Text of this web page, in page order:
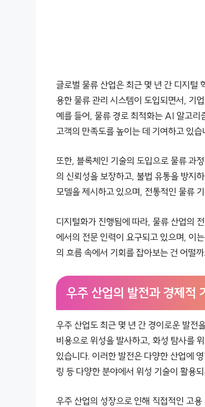
글로벌 물류 산업은 최근 몇 년 간 디지
용한 물류 관리 시스템이 도입되면서, 기
예를 들어, 물류 경로 최적화는 AI 알고리
고객의 만족도를 높이는 데 기여하고 있습
또한, 블록체인 기술의 도입으로 물류 과
의 신뢰성을 보장하고, 불법 유통을 방지
모델을 제시하고 있으며, 전통적인 물류
디지털화가 진행됨에 따라, 물류 산업의
에서의 전문 인력이 요구되고 있으며, 이
의 흐름 속에서 기회를 잡아보는 건 어떨
우주 산업의 발전과 경제적
우주 산업도 최근 몇 년 간 경이로운 발
비용으로 위성을 발사하고, 화성 탐사를
있습니다. 이러한 발전은 다양한 산업에
링 등 다양한 분야에서 위성 기술이 활용
우주 산업의 성장으로 인해 직접적인 고